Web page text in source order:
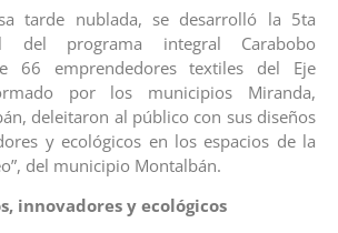
tarde nublada, se desarrolló la 5ta
del programa integral Carabobo
66 emprendedores textiles del Eje
por los municipios Miranda,
deleitaron al público con sus diseños
y ecológicos en los espacios de la
del municipio Montalbán.
innovadores y ecológicos